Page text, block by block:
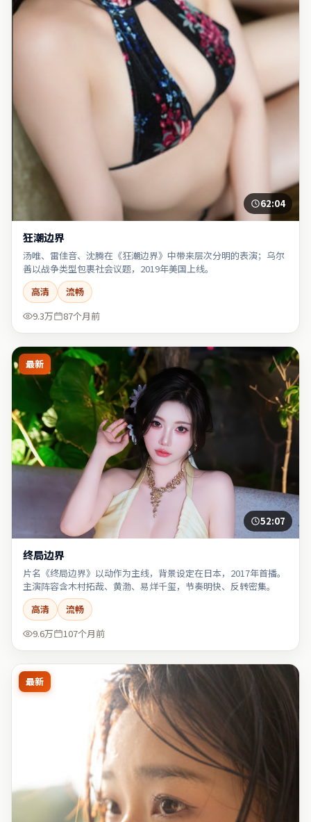
62:04
狂潮边界
汤唯、雷佳音、沈腾在《狂潮边界》中带来层次分明的表演；乌尔
善以战争类型包裹社会议题，2019年美国上线。
高清
流畅
9.3万
87个月前
最新
52:07
终局边界
片名《终局边界》以动作为主线，背景设定在日本，2017年首播。
主演阵容含木村拓哉、黄渤、易烊千玺，节奏明快、反转密集。
高清
流畅
9.6万
107个月前
最新